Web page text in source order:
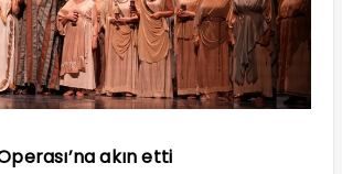
akın etti